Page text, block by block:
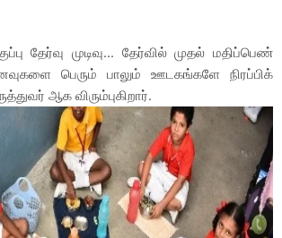
தேர்வு முடிவு... தேர்வில் முதல் மதிப்பெண்
பெரும் பாலும் ஊடகங்களே நிரப்பிக்
ஆக விரும்புகிறார்.